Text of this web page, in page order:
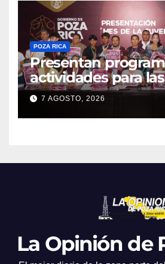
POZA RICA
Presentan
actividades para las
juventudes
7 AGOSTO, 2026
La Opinión de